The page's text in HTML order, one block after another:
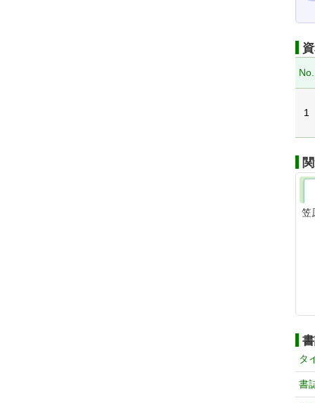
No.
1
笠
タ
書